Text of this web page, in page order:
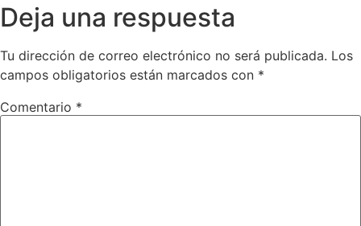
Deja una respuesta
Tu dirección de correo electrónico no será publicada. Los
campos obligatorios están marcados con *
Comentario *